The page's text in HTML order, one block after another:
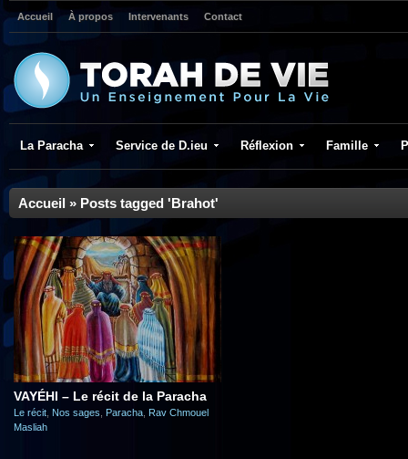
Accueil À propos Intervenants Contact
La Paracha Service de D.ieu Réflexion Famille
Accueil » Posts tagged 'Brahot'
VAYÉHI – Le récit de la Paracha
Le récit Nos sages Paracha Rav Chmouel
Masliah